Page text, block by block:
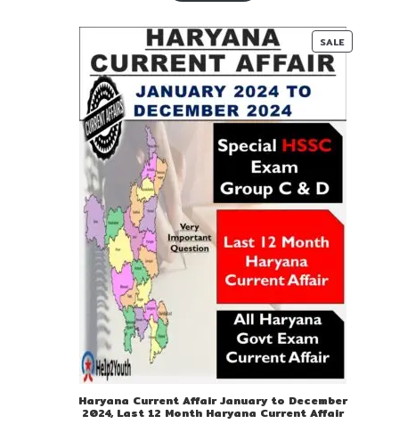
00.
00.
SALE
Haryana Current Affair January to December
2024, Last 12 Month Haryana Current Affair